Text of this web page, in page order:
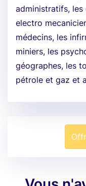
administratifs, les
electro
médecins, les
miniers, les
géographes, les
pétrole et gaz et